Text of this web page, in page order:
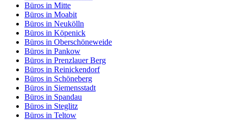
Büros in Mitte
Büros in Moabit
Büros in Neukölln
Büros in Köpenick
Büros in Oberschöneweide
Büros in Pankow
Büros in Prenzlauer Berg
Büros in Reinickendorf
Büros in Schöneberg
Büros in Siemensstadt
Büros in Spandau
Büros in Steglitz
Büros in Teltow